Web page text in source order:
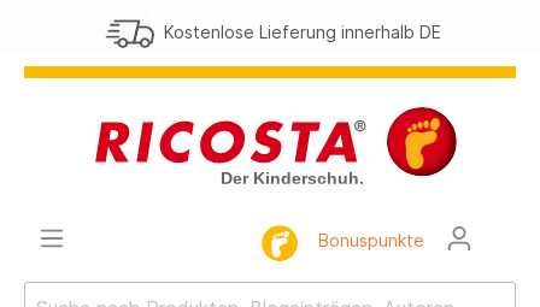
Kostenlose Lieferung innerhalb DE
Bonuspunkte